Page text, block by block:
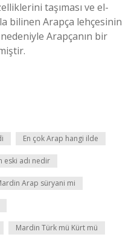
taşıması ve el-
bilinen Arapça lehçesinin
Arapçanın bir
En çok Arap hangi ilde
eski adı nedir
Arap süryani mi
Mardin Türk mü Kürt mü